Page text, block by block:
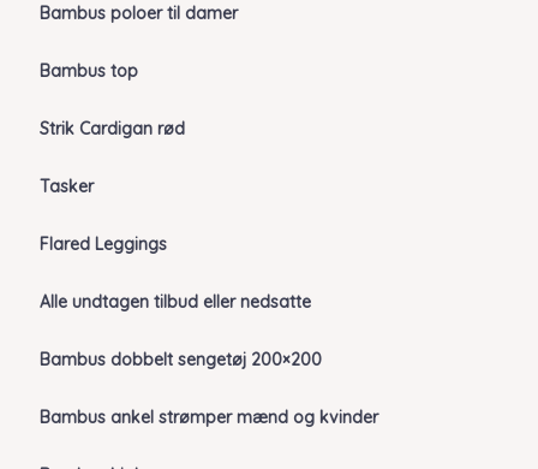
Bambus poloer til damer
Bambus top
Strik Cardigan rød
Tasker
Flared Leggings
Alle undtagen tilbud eller nedsatte
Bambus dobbelt sengetøj 200×200
Bambus ankel strømper mænd og kvinder